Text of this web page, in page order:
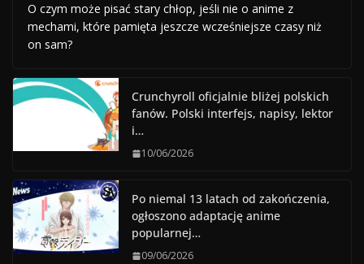
O czym może pisać stary chłop, jeśli nie o anime z
mechami, które pamięta jeszcze wcześniejsze czasy niż
on sam?
Crunchyroll oficjalnie bliżej polskich
fanów. Polski interfejs, napisy, lektor
i…
10/06/2026
Po niemal 13 latach od zakończenia,
ogłoszono adaptację anime
popularnej…
09/06/2026